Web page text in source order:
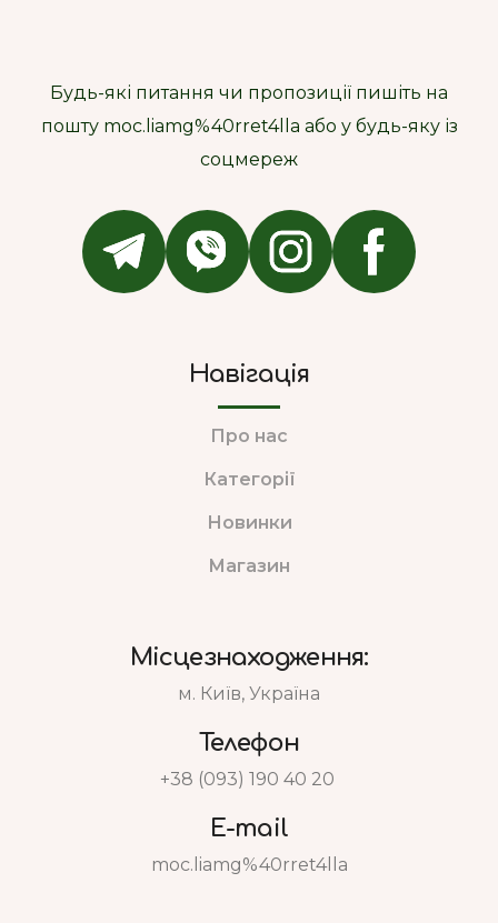
Будь-які питання чи пропозиції пишіть на
пошту moc.liamg%40rret4lla або у будь-яку із
соцмереж
Навігація
Про нас
Категорії
Новинки
Магазин
Місцезнаходження:
м. Київ, Україна
Телефон
+38 (093) 190 40 20
E-mail
moc.liamg%40rret4lla